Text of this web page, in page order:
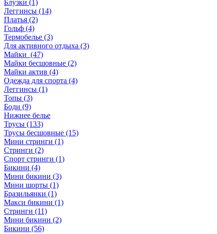
Блузки (1)
Леггинсы (14)
Платья (2)
Гольф (4)
Термобелье (3)
Для активного отдыха (3)
Майки (47)
Майки бесшовные (2)
Майки актив (4)
Одежда для спорта (4)
Леггинсы (1)
Топы (3)
Боди (9)
Нижнее белье
Трусы (133)
Трусы бесшовные (15)
Мини стринги (1)
Стринги (2)
Спорт стринги (1)
Бикини (4)
Мини бикини (3)
Мини шорты (1)
Бразильянки (1)
Макси бикини (1)
Стринги (11)
Мини бикини (2)
Бикини (56)